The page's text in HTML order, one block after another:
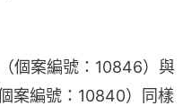
個案編號：10846）與
案編號：10840）同樣